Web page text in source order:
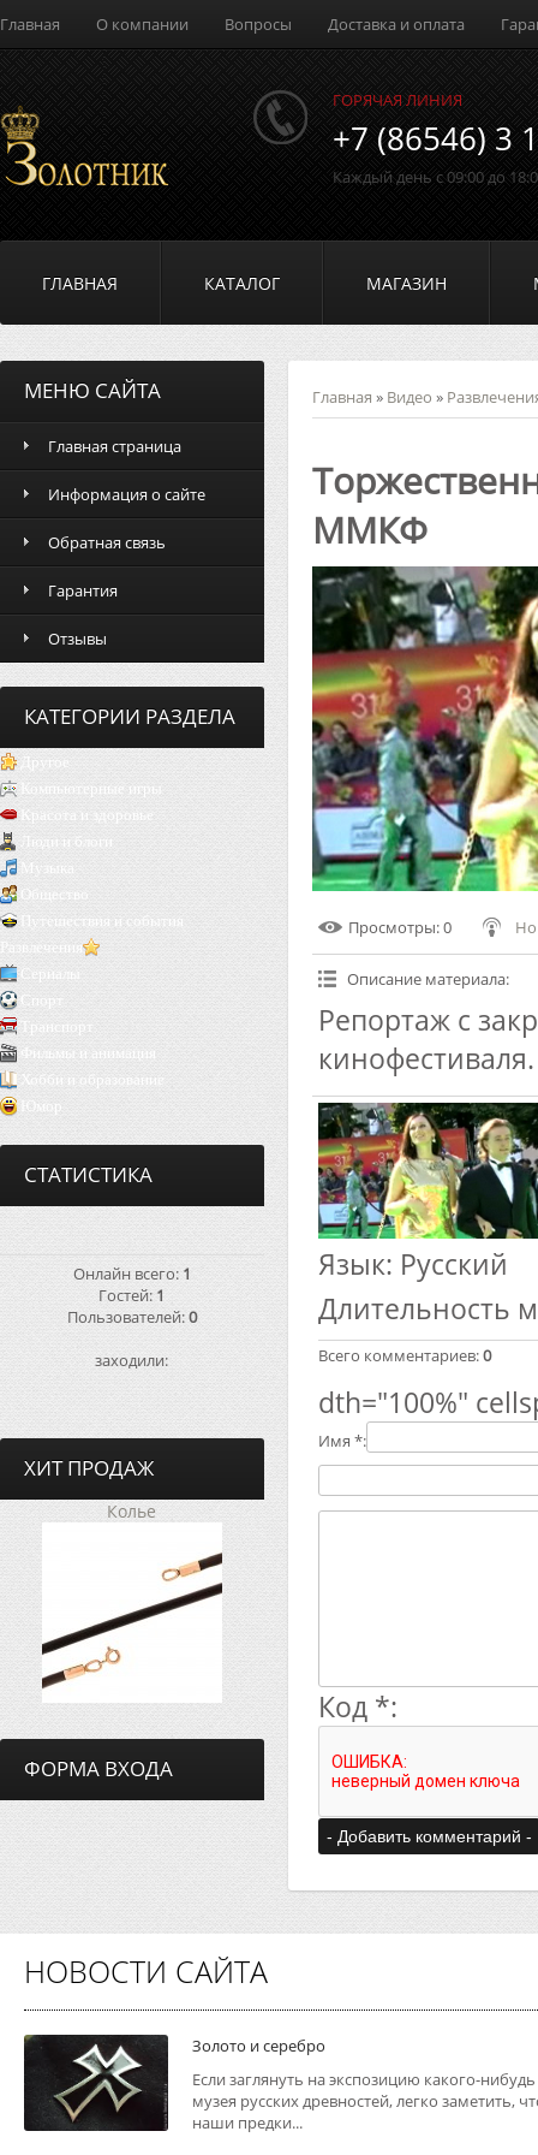
Главная О компании Вопросы Доставка и оплата
ГОРЯЧАЯ ЛИНИЯ
+7 (86546) 3
Каждый день с 09:00 до
ГЛАВНАЯ КАТАЛОГ МАГАЗИН
МЕНЮ САЙТА
Главная страница
Информация о сайте
Обратная связь
Гарантия
Отзывы
КАТЕГОРИИ РАЗДЕЛА
Другое
Компьютерные игры
Красота и здоровье
Люди и блоги
Музыка
Общество
Путешествия и события
Развлечения
Сериалы
Спорт
Транспорт
Фильмы и анимация
Хобби и образование
Юмор
СТАТИСТИКА
Онлайн всего: 1
Гостей: 1
Пользователей:0
заходили:
ХИТ ПРОДАЖ
Колье
ФОРМА ВХОДА
Главная » Видео »
ММКФ
Просмотры: 0
Описание материала:
Репортаж с
кинофестиваля.
Язык: Русский
Длительность
Всего комментариев:0
dth="100%"
Имя *:
Код *:
НОВОСТИ САЙТА
Золото и серебро
Если заглянуть на экспозицию какого-нибудь
музея русских древностей, легко заметить,
наши предки...